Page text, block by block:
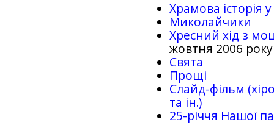
Храмова історія
Миколайчики
Хресний хід з
жовтня 2006 року
Свята
Прощі
Слайд-фільм
та ін.)
25-рiччя Нашої